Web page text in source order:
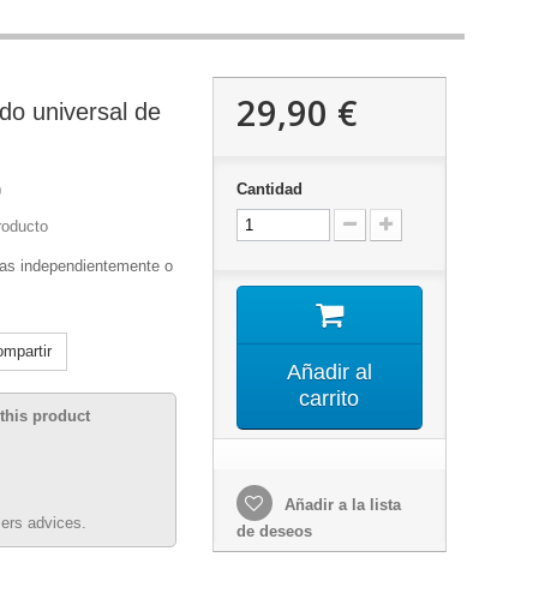
universal de
independientemente o
product
advices.
29,90 €
Cantidad
Añadir al
carrito
Añadir a la lista
de deseos